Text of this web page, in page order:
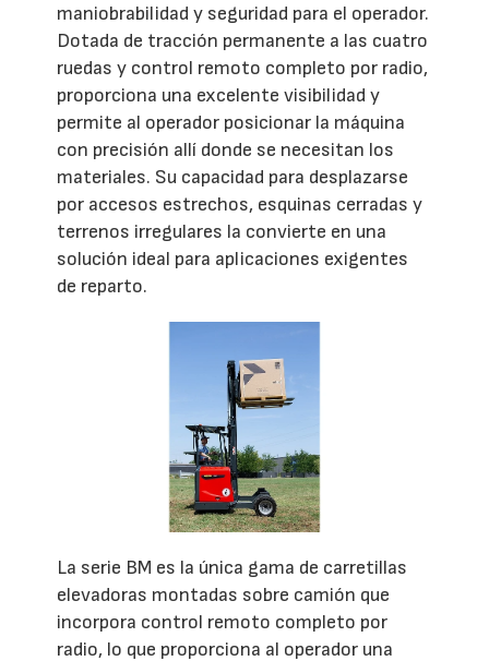
maniobrabilidad y seguridad para el operador.
Dotada de tracción permanente a las cuatro
ruedas y control remoto completo por radio,
proporciona una excelente visibilidad y
permite al operador posicionar la máquina
con precisión allí donde se necesitan los
materiales. Su capacidad para desplazarse
por accesos estrechos, esquinas cerradas y
terrenos irregulares la convierte en una
solución ideal para aplicaciones exigentes
de reparto.
La serie BM es la única gama de carretillas
elevadoras montadas sobre camión que
incorpora control remoto completo por
radio, lo que proporciona al operador una